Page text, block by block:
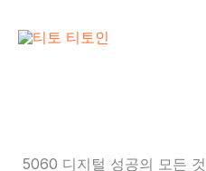
5060 디지털 성공의 모든